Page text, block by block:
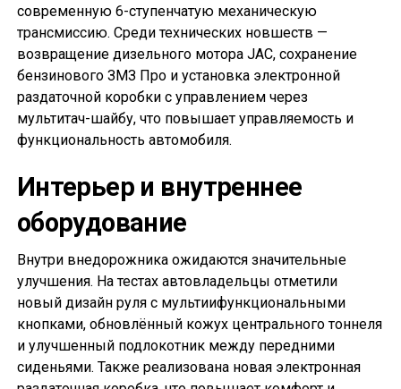
современную 6-ступенчатую механическую
трансмиссию. Среди технических новшеств —
возвращение дизельного мотора JAC, сохранение
бензинового ЗМЗ Про и установка электронной
раздаточной коробки с управлением через
мультитач-шайбу, что повышает управляемость и
функциональность автомобиля.
Интерьер и внутреннее
оборудование
Внутри внедорожника ожидаются значительные
улучшения. На тестах автовладельцы отметили
новый дизайн руля с мультиифункциональными
кнопками, обновлённый кожух центрального тоннеля
и улучшенный подлокотник между передними
сиденьями. Также реализована новая электронная